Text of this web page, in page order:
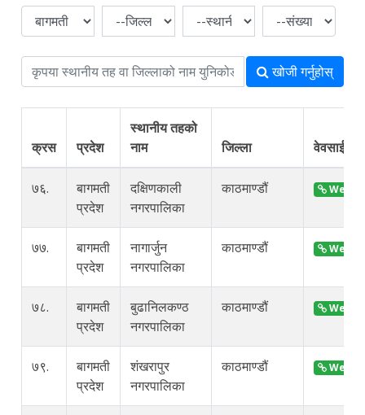
खोजी गर्नुहोस्
क्रस प्रदेश
स्थानीय तहको
नाम
जिल्ला वेवसाईट
७६.
बागमती
प्रदेश
दक्षिणकाली
नगरपालिका
काठमाण्डौं Web
७७.
बागमती
प्रदेश
नागार्जुन
नगरपालिका
काठमाण्डौं Web
७८.
बागमती
प्रदेश
बुढानिलकण्ठ
नगरपालिका
काठमाण्डौं Web
७९.
बागमती
प्रदेश
शंखरापुर
नगरपालिका
काठमाण्डौं Web